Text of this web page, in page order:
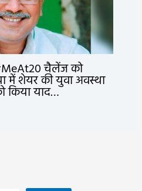
चैलेंज को
में शेयर की युवा अवस्था
किया याद…